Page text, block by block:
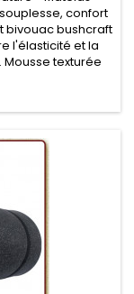
confort
bivouac bushcraft
l'élasticité et la
texturée
de